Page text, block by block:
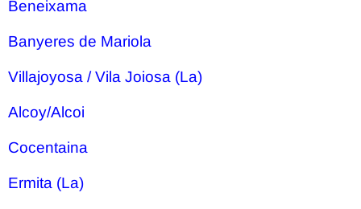
Beneixama
Banyeres de Mariola
Villajoyosa / Vila Joiosa (La)
Alcoy/Alcoi
Cocentaina
Ermita (La)